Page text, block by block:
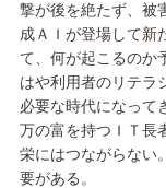
撃が後を絶たず、被
成ＡＩが登場して新
て、何が起こるのか
はや利用者のリテラ
必要な時代になって
万の富を持つＩＴ長
栄にはつながらない
要がある。